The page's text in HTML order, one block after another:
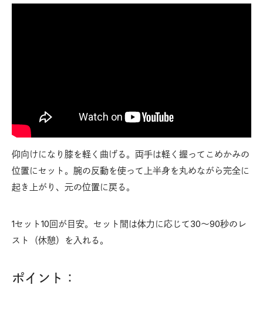
仰向けになり膝を軽く曲げる。両手は軽く握ってこめかみの
位置にセット。腕の反動を使って上半身を丸めながら完全に
起き上がり、元の位置に戻る。
1セット10回が目安。セット間は体力に応じて30〜90秒のレ
スト（休憩）を入れる。
ポイント：